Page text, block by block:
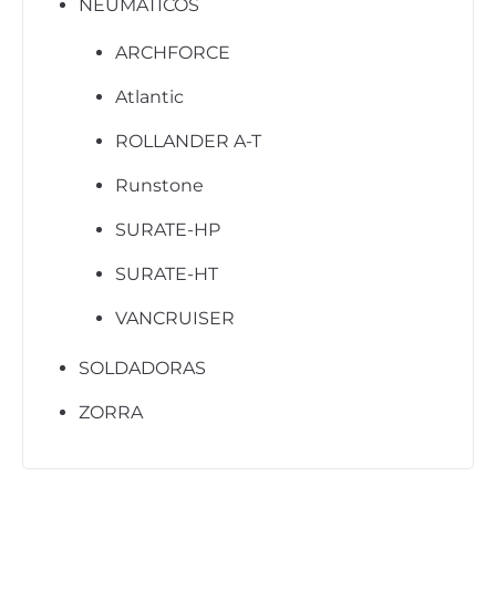
NEUMÁTICOS
ARCHFORCE
Atlantic
ROLLANDER A-T
Runstone
SURATE-HP
SURATE-HT
VANCRUISER
SOLDADORAS
ZORRA